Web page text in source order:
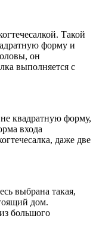
Такой
форму и
он
выполняется с
квадратную форму,
входа
даже две
выбрана такая,
дом.
большого